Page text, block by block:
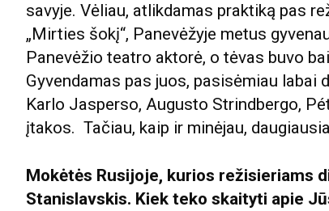
savyje. Vėliau, atlikdamas praktiką pas
„Mirties šokį“, Panevėžyje metus
Panevėžio teatro aktorė, o tėvas buvo
Gyvendamas pas juos, pasisėmiau
Karlo Jasperso, Augusto Strindbergo,
įtakos. Tačiau, kaip ir minėjau,
Mokėtės Rusijoje, kurios režisieriams
Stanislavskis. Kiek teko skaityti apie